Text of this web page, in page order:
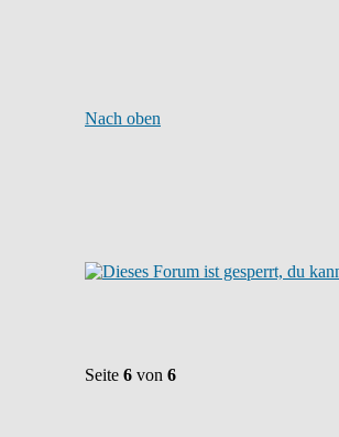
Nach oben
Seite 6 von 6